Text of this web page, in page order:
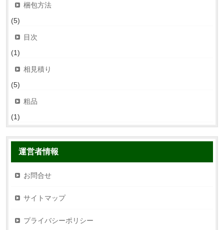
梱包方法
(5)
目次
(1)
相見積り
(5)
粗品
(1)
運営者情報
お問合せ
サイトマップ
プライバシーポリシー